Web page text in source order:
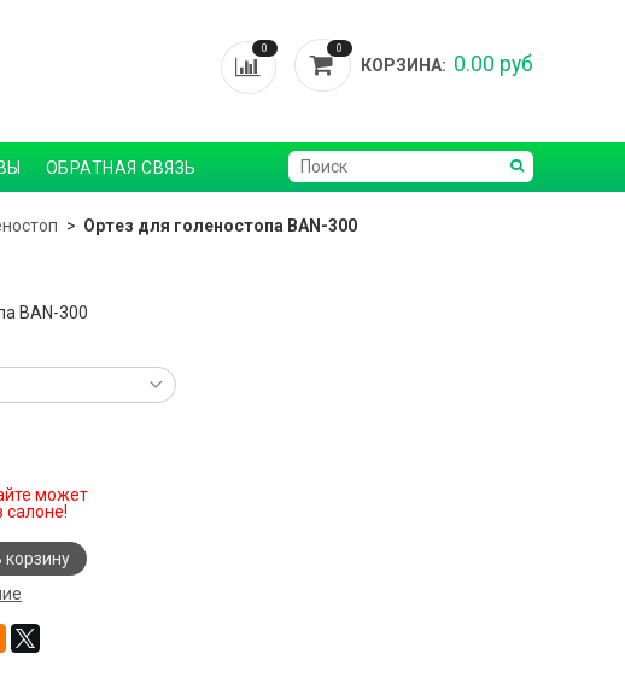
0 0
КОРЗИНА: 0.00 руб
ОБРАТНАЯ СВЯЗЬ
Ортез для голеностопа BAN-300
BAN-300
может
салоне!
корзину